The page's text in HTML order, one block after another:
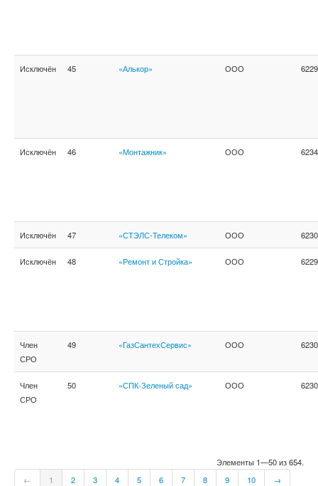
Исключён 45 «Алькор» ООО
Исключён 46 «Монтажник» ООО
Исключён 47 «СТЭЛС-Телеком» ООО
Исключён 48 «Ремонт и Стройка» ООО
Член
СРО
49 «ГазСантехСервис» ООО
Член
СРО
50 «СПК-Зеленый сад» ООО
Элементы 1—50 из 654.
←
1 2 3 4 5 6 7 8 9 10 →